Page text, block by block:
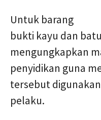
Untuk barang
bukti kayu dan
mengungkapkan
penyidikan guna
tersebut
pelaku.